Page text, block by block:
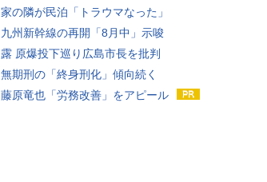
家の隣が民泊「トラウマなった」
九州新幹線の再開「8月中」示唆
露 原爆投下巡り広島市長を批判
無期刑の「終身刑化」傾向続く
藤原竜也「労務改善」をアピール